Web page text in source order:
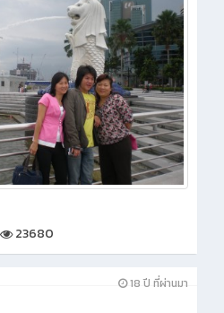
23680
18 ปี ที่ผ่านมา